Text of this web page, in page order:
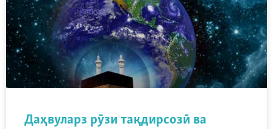
Даҳвуларз рӯзи тақдирсозӣ ва